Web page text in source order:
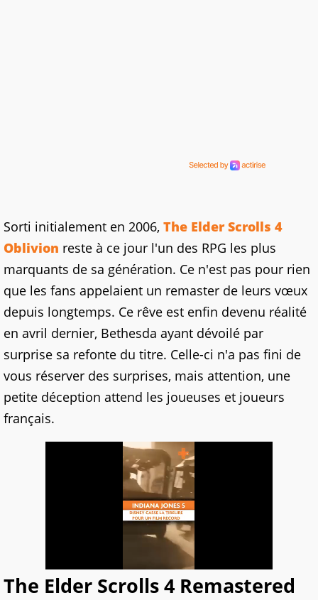
Sorti initialement en 2006, The Elder Scrolls 4
Oblivion reste à ce jour l'un des RPG les plus
marquants de sa génération. Ce n'est pas pour rien
que les fans appelaient un remaster de leurs vœux
depuis longtemps. Ce rêve est enfin devenu réalité
en avril dernier, Bethesda ayant dévoilé par
surprise sa refonte du titre. Celle-ci n'a pas fini de
vous réserver des surprises, mais attention, une
petite déception attend les joueuses et joueurs
français.
The Elder Scrolls 4 Remastered